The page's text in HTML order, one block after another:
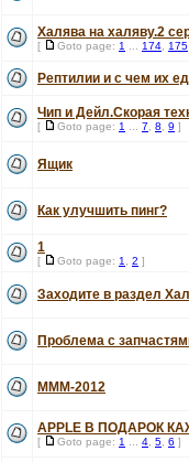
Халява на халяву.2
[ Goto page: 1 174 175
Рептилии и с чем их
Чип и Дейл.Скорая
[ Goto page: 1 7 8 9 ]
Ящик
Как улучшить пинг?
1
[ Goto page: 1 2 ]
Заходите в раздел
Проблема с
МММ-2012
APPLE В ПОДАРОК
[ Goto page: 1 4 5 6 ]